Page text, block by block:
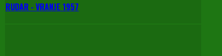
RUDAR - VRANJE 1957